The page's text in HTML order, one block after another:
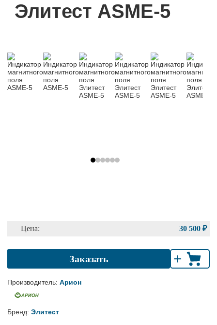
Элитест ASME-5
30 500 ₽
Цена:
Заказать +
Производитель: Арион
Бренд: Элитест